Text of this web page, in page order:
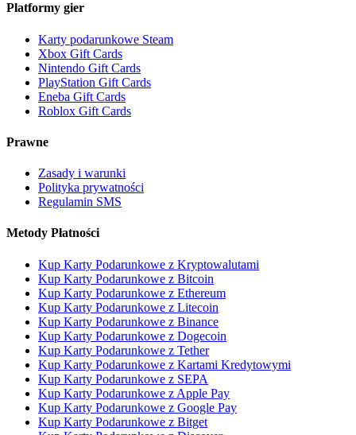
Platformy gier
Karty podarunkowe Steam
Xbox Gift Cards
Nintendo Gift Cards
PlayStation Gift Cards
Eneba Gift Cards
Roblox Gift Cards
Prawne
Zasady i warunki
Polityka prywatności
Regulamin SMS
Metody Płatności
Kup Karty Podarunkowe z Kryptowalutami
Kup Karty Podarunkowe z Bitcoin
Kup Karty Podarunkowe z Ethereum
Kup Karty Podarunkowe z Litecoin
Kup Karty Podarunkowe z Binance
Kup Karty Podarunkowe z Dogecoin
Kup Karty Podarunkowe z Tether
Kup Karty Podarunkowe z Kartami Kredytowymi
Kup Karty Podarunkowe z SEPA
Kup Karty Podarunkowe z Apple Pay
Kup Karty Podarunkowe z Google Pay
Kup Karty Podarunkowe z Bitget